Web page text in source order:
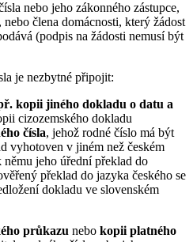
nebo jeho zákonného zástupce,
člena domácnosti, který žádost
(podpis na žádosti nemusí být
je nezbytné připojit:
kopii jiného dokladu o datu a
cizozemského dokladu
čísla, jehož rodné číslo má být
vyhotoven v jiném než českém
jeho úřední překlad do
překlad do jazyka českého se
dokladu ve slovenském
průkazu nebo kopii platného